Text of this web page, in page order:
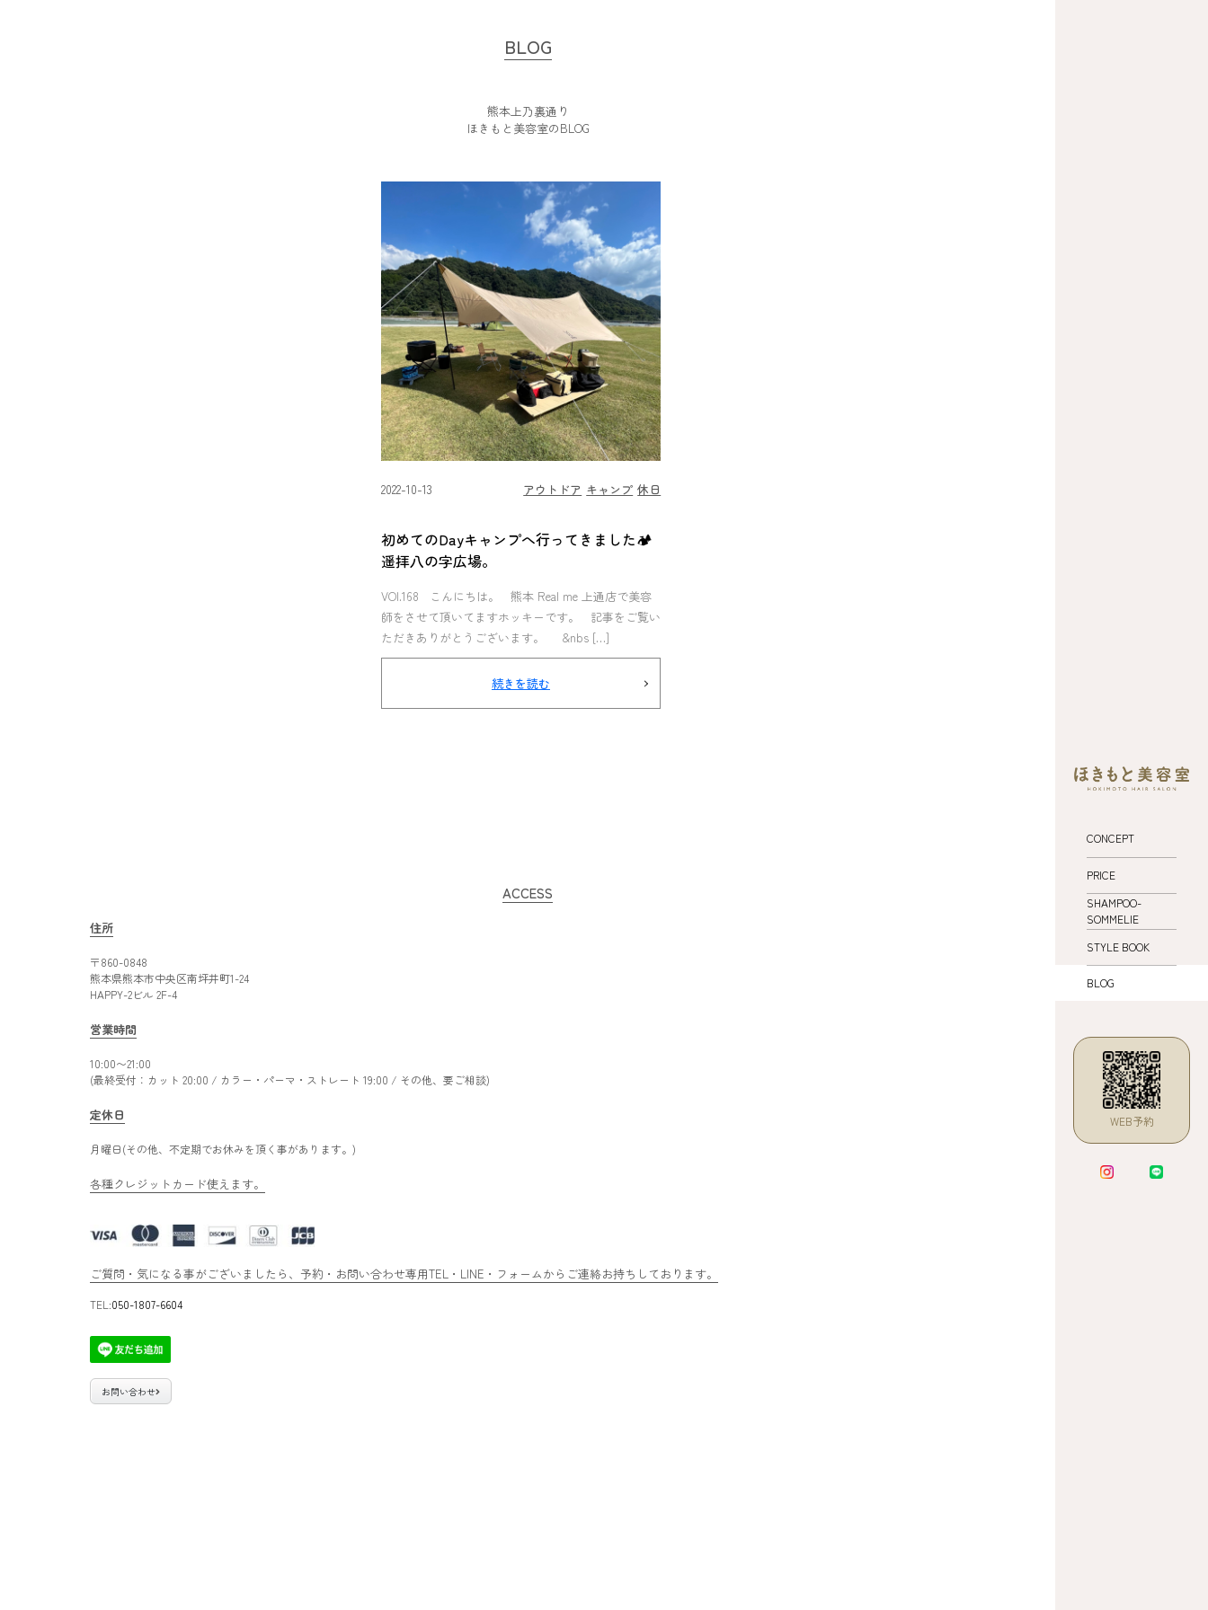
CONCEPT
PRICE
SHAMPOO-
SOMMELIE
STYLE BOOK
BLOG
WEB予約
BLOG
熊本上乃裏通り
ほきもと美容室のBLOG
2022-10-13 アウトドア キャンプ 休日
初めてのDayキャンプへ行ってきました🏕
遥拝八の字広場。
VOl.168 こんにちは。 熊本 Real me 上通店で美容
師をさせて頂いてますホッキーです。 記事をご覧い
ただきありがとうございます。 &nbs […]
続きを読む
ACCESS
住所
〒860-0848
熊本県熊本市中央区南坪井町1-24
HAPPY-2ビル 2F-4
営業時間
10:00〜21:00
(最終受付：カット 20:00 / カラー・パーマ・ストレート 19:00 / その他、要ご相談)
定休日
月曜日(その他、不定期でお休みを頂く事があります。)
各種クレジットカード使えます。
ご質問・気になる事がございましたら、予約・お問い合わせ専用TEL・LINE・フォームからご連絡お持ちしております。
TEL:050-1807-6604
お問い合わせ